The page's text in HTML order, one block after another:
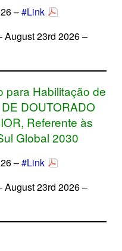
–#Link
August 23rd 2026 –
para Habilitação de
DOUTORADO
Referente às
Global 2030
–#Link
August 23rd 2026 –